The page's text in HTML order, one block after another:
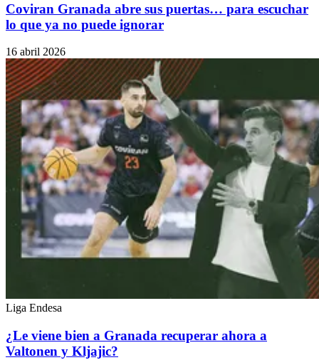
Coviran Granada abre sus puertas… para escuchar
lo que ya no puede ignorar
16 abril 2026
Liga Endesa
¿Le viene bien a Granada recuperar ahora a
Valtonen y Kljajic?